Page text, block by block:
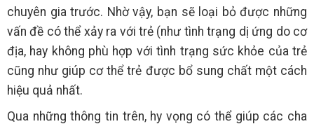
chuyên gia trước. Nhờ vậy, bạn sẽ loại bỏ được những
vấn đề có thể xảy ra với trẻ (như tình trạng dị ứng do cơ
địa, hay không phù hợp với tình trạng sức khỏe của trẻ
cũng như giúp cơ thể trẻ được bổ sung chất một cách
hiệu quả nhất.
Qua những thông tin trên, hy vọng có thể giúp các cha